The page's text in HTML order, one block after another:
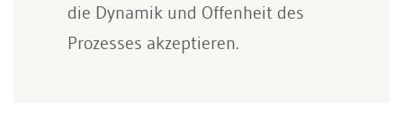
die Dynamik und Offenheit des
Prozesses akzeptieren.